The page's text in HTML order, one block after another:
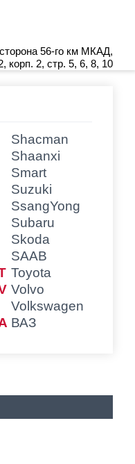
56-го км МКАД,
корп. 2, стр. 5, 6, 8, 10
Shacman
Shaanxi
Smart
Suzuki
SsangYong
Subaru
Skoda
SAAB
Toyota
Volvo
Volkswagen
ВАЗ